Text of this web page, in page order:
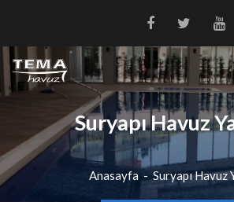
Suryapı Havuz
Anasayfa - Suryapı Havuz